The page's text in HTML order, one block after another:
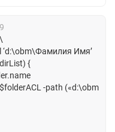
‘d:\obm\Фамилия Имя’
{
-path («d:\obm